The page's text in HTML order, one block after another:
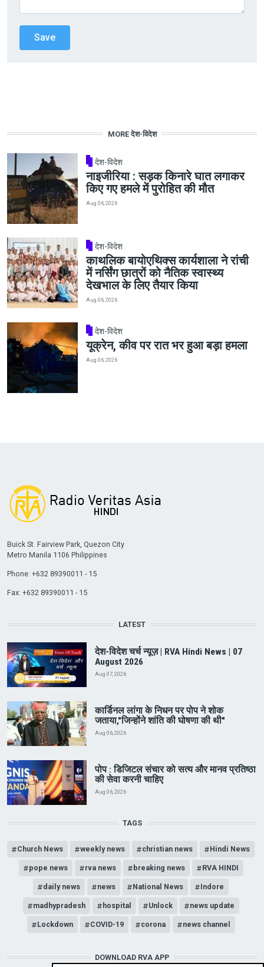
MORE देश-विदेश
देश-विदेश
नाइजीरिया : सड़क किनारे घात लगाकर
किए गए हमले में पुरोहित की मौत
Aug 06, 2026
देश-विदेश
काथलिक बायोएथिक्स कार्यशाला ने रांची
में नर्सिंग छात्रों को नैतिक स्वास्थ्य
देखभाल के लिए तैयार किया
Aug 06, 2026
देश-विदेश
यूक्रेन, कीव पर रात भर हुआ बड़ा हमला
Aug 06, 2026
Buick St. Fairview Park, Quezon City
Metro Manila 1106 Philippines
Phone: +632 89390011 - 15
Fax: +632 89390011 - 15
LATEST
देश-विदेश चर्च न्यूज़ | RVA Hindi News | 07
August 2026
Aug 07, 2026
कार्डिनल लांगा के निधन पर पोप ने शोक
जताया,"जिन्होंने शांति की घोषणा की थी"
Aug 06, 2026
पोप : डिजिटल संचार को सत्य और मानव प्रतिष्ठा
की सेवा करनी चाहिए
Aug 06, 2026
TAGS
Church News weekly news christian news Hindi News
pope news rva news breaking news RVA HINDI
daily news news National News Indore
madhypradesh hospital Unlock news update
Lockdown COVID-19 corona news channel
DOWNLOAD RVA APP